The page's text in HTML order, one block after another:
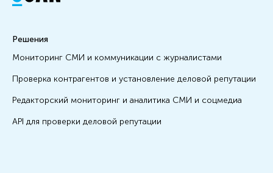
Решения
Мониторинг СМИ и коммуникации с журналистами
Проверка контрагентов и установление деловой репутации
Редакторский мониторинг и аналитика СМИ и соцмедиа
API для проверки деловой репутации